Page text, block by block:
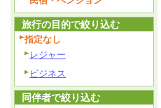
旅行の目的で絞り込む
指定なし
レジャー
ビジネス
同伴者で絞り込む